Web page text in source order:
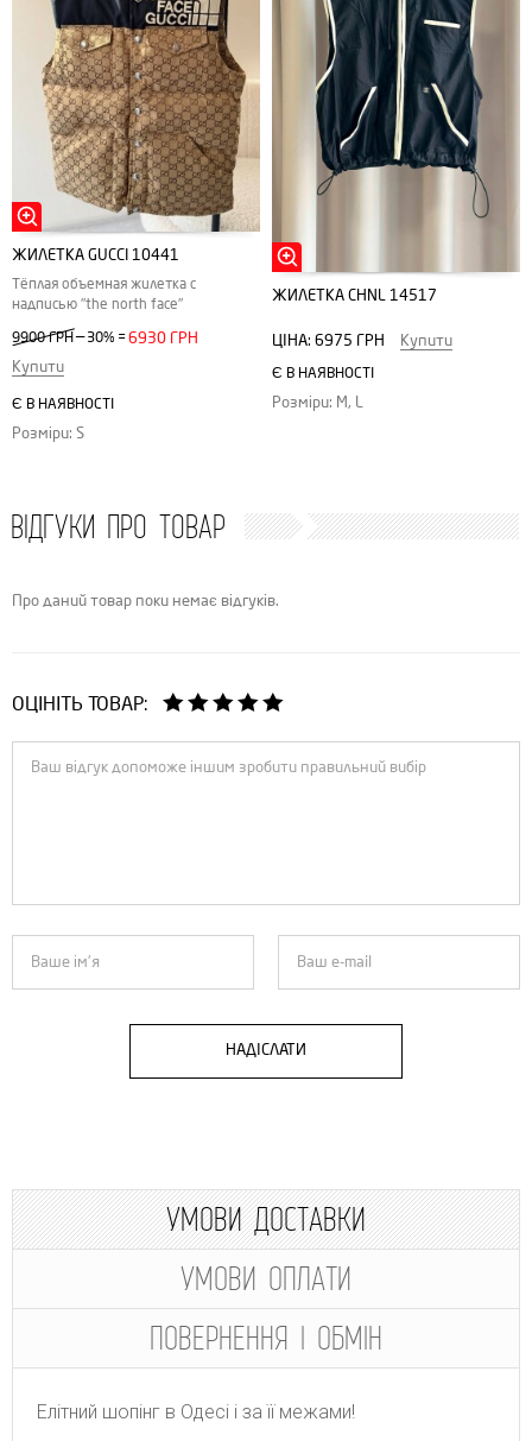
ЖИЛЕТКА GUCCI 10441
Тёплая объемная жилетка с
надписью "the north face"
9900 ГРН — 30% =6930 ГРН
Купити
Є В НАЯВНОСТІ
Розміри: S
ЖИЛЕТКА CHNL 14517
ЦІНА: 6975 ГРН Купити
Є В НАЯВНОСТІ
Розміри: M, L
ВІДГУКИ ПРО ТОВАР
Про даний товар поки немає відгуків.
ОЦІНІТЬ ТОВАР:
НАДІСЛАТИ
УМОВИ ДОСТАВКИ
УМОВИ ОПЛАТИ
ПОВЕРНЕННЯ І ОБМІН
Елітний шопінг в Одесі і за її межами!